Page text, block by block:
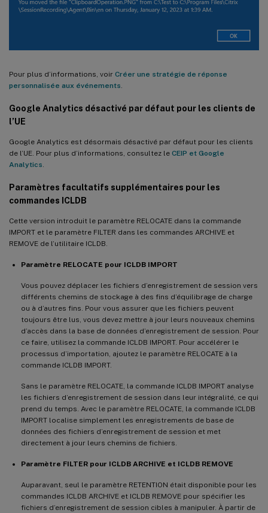
Pour plus d’informations, voir Créer une stratégie de réponse
personnalisée aux événements.
Google Analytics désactivé par défaut pour les clients de
l’UE
Google Analytics est désormais désactivé par défaut pour les clients
de l’UE. Pour plus d’informations, consultez le CEIP et Google
Analytics.
Paramètres facultatifs supplémentaires pour les
commandes ICLDB
Cette version introduit le paramètre RELOCATE dans la commande
IMPORT et le paramètre FILTER dans les commandes ARCHIVE et
REMOVE de l’utilitaire ICLDB.
Paramètre RELOCATE pour ICLDB IMPORT
Vous pouvez déplacer les fichiers d’enregistrement de session vers
différents chemins de stockage à des fins d’équilibrage de charge
ou à d’autres fins. Pour vous assurer que les fichiers peuvent
toujours être lus, vous devez mettre à jour leurs nouveaux chemins
d’accès dans la base de données d’enregistrement de session. Pour
ce faire, utilisez la commande ICLDB IMPORT. Pour accélérer le
processus d’importation, ajoutez le paramètre RELOCATE à la
commande ICLDB IMPORT.
Sans le paramètre RELOCATE, la commande ICLDB IMPORT analyse
les fichiers d’enregistrement de session dans leur intégralité, ce qui
prend du temps. Avec le paramètre RELOCATE, la commande ICLDB
IMPORT localise simplement les enregistrements de base de
données des fichiers d’enregistrement de session et met
directement à jour leurs chemins de fichiers.
Paramètre FILTER pour ICLDB ARCHIVE et ICLDB REMOVE
Auparavant, seul le paramètre RETENTION était disponible pour les
commandes ICLDB ARCHIVE et ICLDB REMOVE pour spécifier les
fichiers d’enregistrement de session cibles à manipuler. À partir de